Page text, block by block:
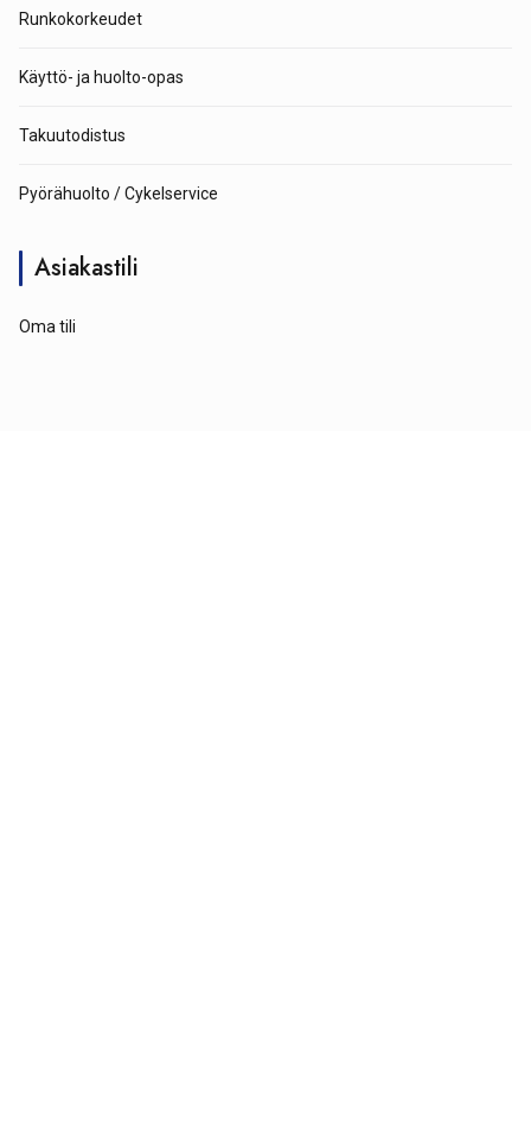
Runkokorkeudet
Käyttö- ja huolto-opas
Takuutodistus
Pyörähuolto / Cykelservice
Asiakastili
Oma tili